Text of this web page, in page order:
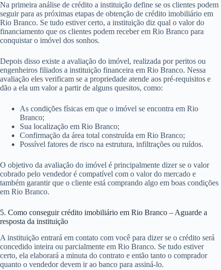
Na primeira análise de crédito a instituição define se os clientes podem
seguir para as próximas etapas de obtenção de crédito imobiliário em
Rio Branco. Se tudo estiver certo, a instituição diz qual o valor do
financiamento que os clientes podem receber em Rio Branco para
conquistar o imóvel dos sonhos.
Depois disso existe a avaliação do imóvel, realizada por peritos ou
engenheiros filiados a instituição financeira em Rio Branco. Nessa
avaliação eles verificam se a propriedade atende aos pré-requisitos e
dão a ela um valor a partir de alguns quesitos, como:
As condições físicas em que o imóvel se encontra em Rio
Branco;
Sua localização em Rio Branco;
Confirmação da área total construída em Rio Branco;
Possível fatores de risco na estrutura, infiltrações ou ruídos.
O objetivo da avaliação do imóvel é principalmente dizer se o valor
cobrado pelo vendedor é compatível com o valor do mercado e
também garantir que o cliente está comprando algo em boas condições
em Rio Branco.
5. Como conseguir crédito imobiliário em Rio Branco – Aguarde a
resposta da instituição
A instituição entrará em contato com você para dizer se o crédito será
concedido inteira ou parcialmente em Rio Branco. Se tudo estiver
certo, ela elaborará a minuta do contrato e então tanto o comprador
quanto o vendedor devem ir ao banco para assiná-lo.